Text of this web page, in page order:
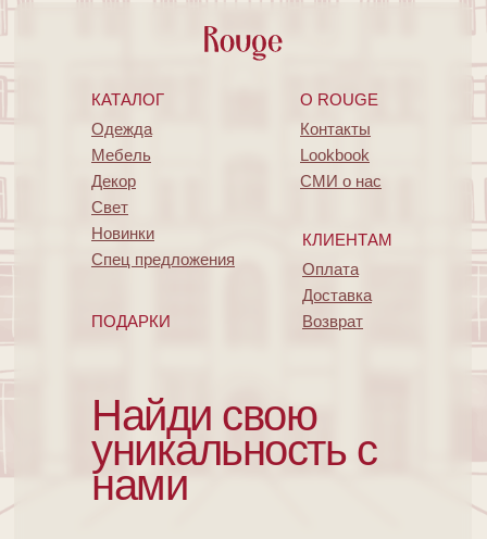
КАТАЛОГ
ПОДАРКИ
O ROUGE
КЛИЕНТАМ
Одежда
Мебель
Декор
Свет
Новинки
Спец предложения
Контакты
Lookbook
СМИ о нас
Оплата
Доставка
Возврат
Найди свою
уникальность с
нами